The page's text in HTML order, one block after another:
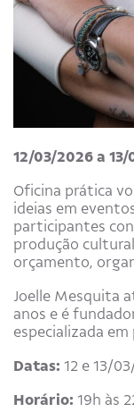
12/03/2026 a
Oficina prática
ideias em
participantes
produção
orçamento,
Joelle Mesquita
anos e é
especializada
Datas: 12 e 13/
Horário: 19h às